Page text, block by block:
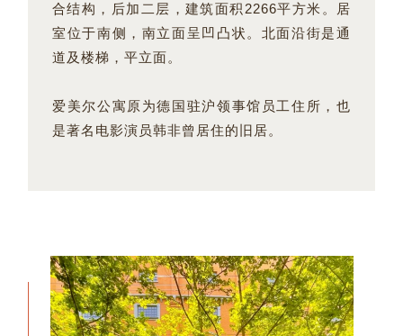
合结构，后加二层，建筑面积2266平方米。居
室位于南侧，南立面呈凹凸状。北面沿街是通
道及楼梯，平立面。
爱美尔公寓原为德国驻沪领事馆员工住所，也
是著名电影演员韩非曾居住的旧居。